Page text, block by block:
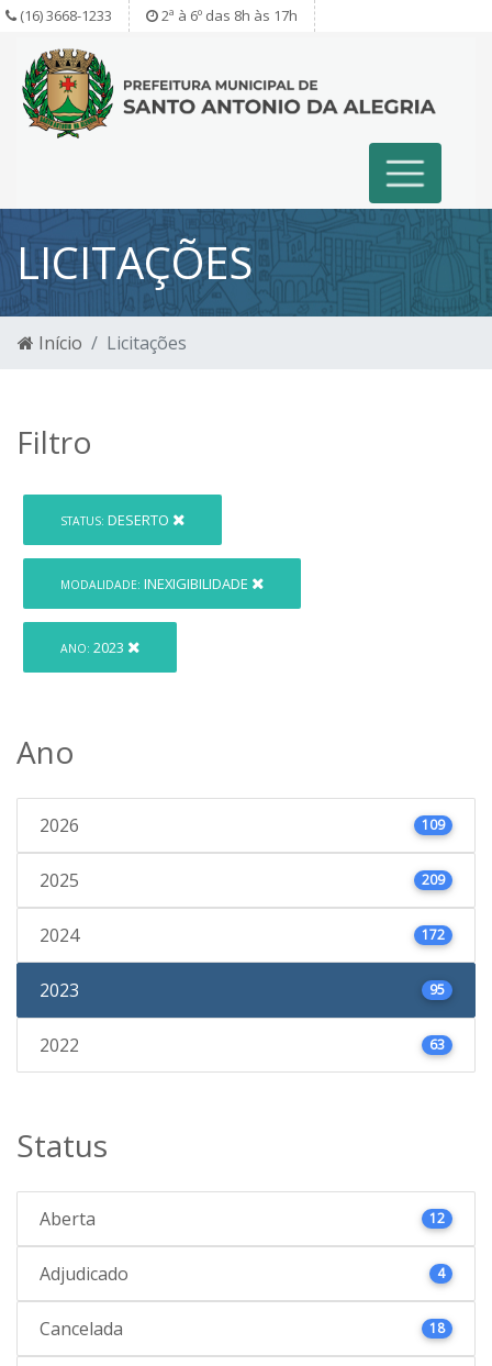
(16) 3668-1233 2ª à 6º das 8h às 17h
LICITAÇÕES
Início Licitações
Filtro
STATUS: DESERTO
MODALIDADE: INEXIGIBILIDADE
ANO: 2023
Ano
2026 109
2025 209
2024 172
2023 95
2022 63
Status
Aberta 12
Adjudicado 4
Cancelada 18